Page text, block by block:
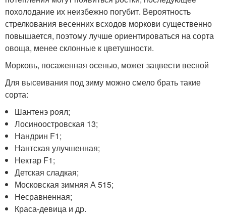
похолодание их неизбежно погубит. Вероятность
стрелкования весенних всходов моркови существенно
повышается, поэтому лучше ориентироваться на сорта
овоща, менее склонные к цветушности.
Морковь, посаженная осенью, может зацвести весной
Для высеивания под зиму можно смело брать такие
сорта:
Шантенэ роял;
Лосиноостровская 13;
Нандрин F1;
Нантская улучшенная;
Нектар F1;
Детская сладкая;
Московская зимняя А 515;
Несравненная;
Краса-девица и др.